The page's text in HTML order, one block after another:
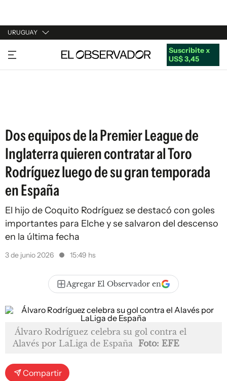
URUGUAY
URUGUAY
ARGENTINA
Suscribite x
US$ 3,45
Dos equipos de la Premier League de
Inglaterra quieren contratar al Toro
Rodríguez luego de su gran temporada
en España
El hijo de Coquito Rodríguez se destacó con goles
importantes para Elche y se salvaron del descenso
en la última fecha
3 de junio 2026 15:49 hs
Agregar El Observador en
Álvaro Rodríguez celebra su gol contra el
Alavés por LaLiga de España Foto: EFE
Compartir